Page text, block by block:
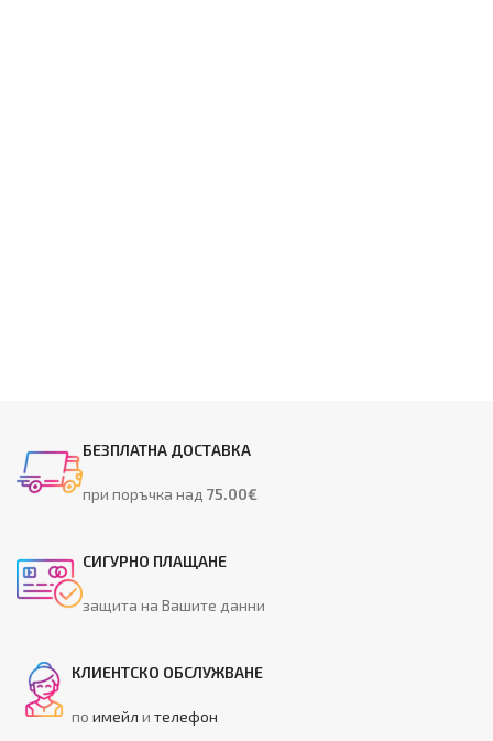
БЕЗПЛАТНА ДОСТАВКА
при поръчка над75.00€
СИГУРНО ПЛАЩАНЕ
защита на Вашите данни
КЛИЕНТСКО ОБСЛУЖВАНЕ
поимейл ителефон